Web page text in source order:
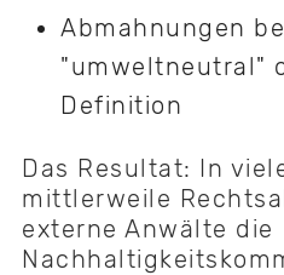
Abmahnungen
"umweltneutral"
Definition
Das Resultat: In
mittlerweile
externe Anwälte die